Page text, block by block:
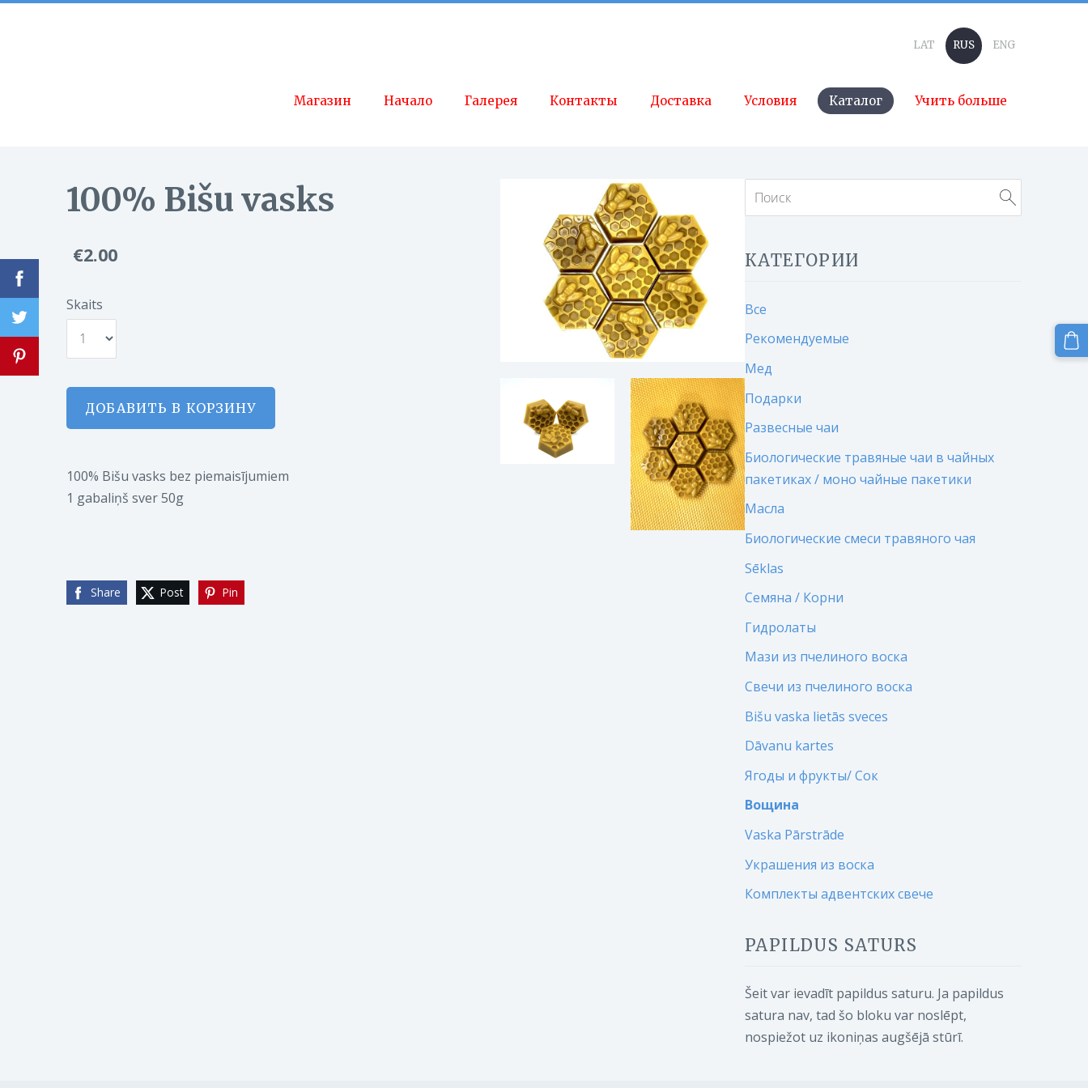
Магазин Начало Галерея Контакты Доставка Условия Каталог Учить больше
LAT RUS ENG
КАТЕГОРИИ
Все
Рекомендуемые
Мед
Подарки
Развесные чаи
Биологические травяные чаи в чайных
пакетиках / моно чайные пакетики
Масла
Биологические смеси травяного чая
Sēklas
Семяна / Корни
Гидролаты
Мази из пчелиного воска
Свечи из пчелиного воска
Bišu vaska lietās sveces
Dāvanu kartes
Ягоды и фрукты/ Сок
Вощина
Vaska Pārstrāde
Украшения из воска
Комплекты адвентских свече
PAPILDUS SATURS
Šeit var ievadīt papildus saturu. Ja papildus
satura nav, tad šo bloku var noslēpt,
nospiežot uz ikoniņas augšējā stūrī.
100% Bišu vasks
€2.00
Skaits
ДОБАВИТЬ В КОРЗИНУ
100% Bišu vasks bez piemaisījumiem
1 gabaliņš sver 50g
Share Post Pin